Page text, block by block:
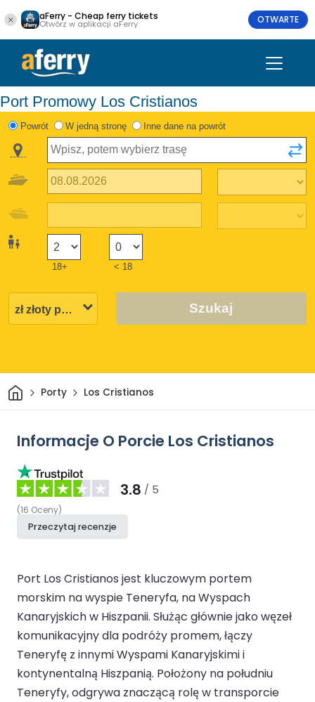
aFerry - Cheap ferry tickets
Otwórz w aplikacji aFerry OTWARTE
Port Promowy Los Cristianos
Powrót W jedną stronę Inne dane na powrót
18+ < 18
Szukaj
DomPorty Los Cristianos
Informacje O Porcie Los Cristianos
3.8 / 5
(16 Oceny)
Przeczytaj recenzje
Port Los Cristianos jest kluczowym portem
morskim na wyspie Teneryfa, na Wyspach
Kanaryjskich w Hiszpanii. Służąc głównie jako węzeł
komunikacyjny dla podróży promem, łączy
Teneryfę z innymi Wyspami Kanaryjskimi i
kontynentalną Hiszpanią. Położony na południu
Teneryfy, odgrywa znaczącą rolę w transporcie